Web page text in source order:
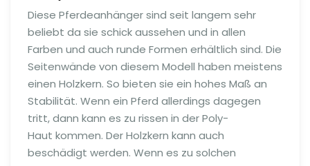
Diese Pferdeanhänger sind seit langem sehr
beliebt da sie schick aussehen und in allen
Farben und auch runde Formen erhältlich sind. Die
Seitenwände von diesem Modell haben meistens
einen Holzkern. So bieten sie ein hohes Maß an
Stabilität. Wenn ein Pferd allerdings dagegen
tritt, dann kann es zu rissen in der Poly-
Haut kommen. Der Holzkern kann auch
beschädigt werden. Wenn es zu solchen